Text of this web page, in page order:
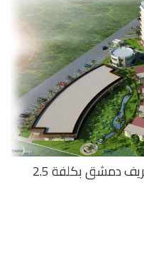
منح رخصة تشييد لمجمع سياحي بريف دمشق بكلفة 2.5